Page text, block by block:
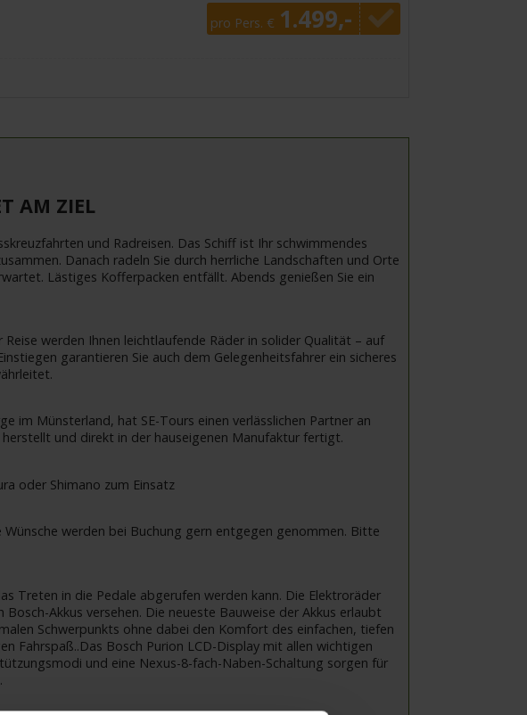
pro Pers. € 1.499,-
AM ZIEL
und Radreisen. Das Schiff ist Ihr schwimmendes
Danach radeln Sie durch herrliche Landschaften und Orte
Lästiges Kofferpacken entfällt. Abends genießen Sie ein
werden Ihnen leichtlaufende Räder in solider Qualität – auf
garantieren Sie auch dem Gelegenheitsfahrer ein sicheres
im Münsterland, hat SE-Tours einen verlässlichen Partner an
und direkt in der hauseigenen Manufaktur fertigt.
oder Shimano zum Einsatz
werden bei Buchung gern entgegen genommen. Bitte
Treten in die Pedale abgerufen werden kann. Die Elektroräder
Akkus versehen. Die neueste Bauweise der Akkus erlaubt
Schwerpunkts ohne dabei den Komfort des einfachen, tiefen
Fahrspaß..Das Bosch Purion LCD-Display mit allen wichtigen
und eine Nexus-8-fach-Naben-Schaltung sorgen für